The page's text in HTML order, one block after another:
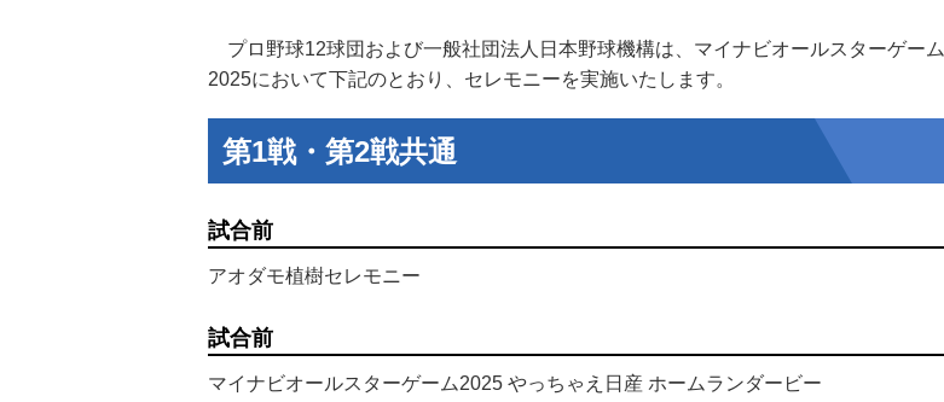
プロ野球12球団および一般社団法人日本野球機構は、マイナビオールスターゲーム
2025において下記のとおり、セレモニーを実施いたします。
第1戦・第2戦共通
試合前
アオダモ植樹セレモニー
試合前
マイナビオールスターゲーム2025 やっちゃえ日産 ホームランダービー